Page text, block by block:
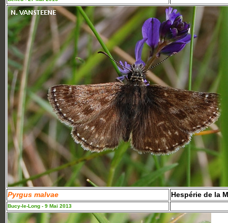
Pyrgus malvae Hespérie de la
Bucy-le-Long - 9 Mai 2013